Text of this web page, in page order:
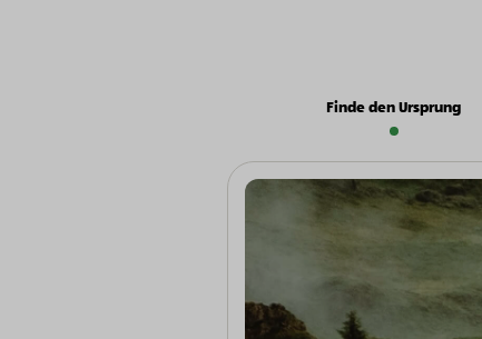
Finde den Ursprung